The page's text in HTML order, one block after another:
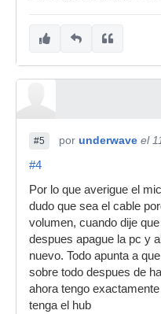
#5 por underwave el
#4
Por lo que averigue el
dudo que sea el cable
volumen, cuando dije
despues apague la pc y
nuevo. Todo apunta a
sobre todo despues de
ahora tengo
tenga el hub